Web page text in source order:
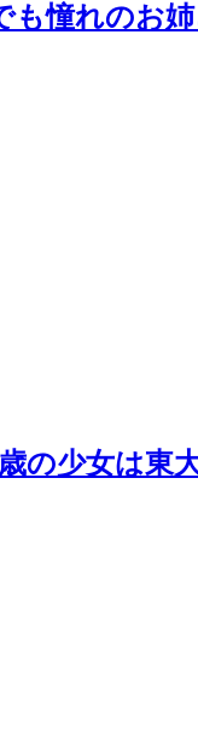
も憧れの
少女は東